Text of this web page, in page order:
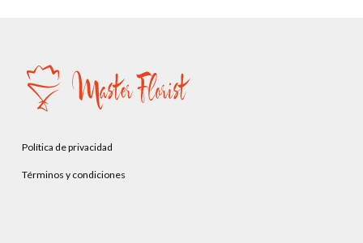
Política de privacidad
Términos y condiciones